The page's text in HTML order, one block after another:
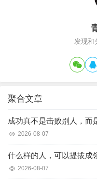
发现和
聚合文章
成功真不是击败别人，而
2026-08-07
什么样的人，可以提拔成
2026-08-07